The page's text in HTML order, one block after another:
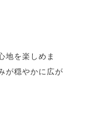
地を楽しめま
が穏やかに広が